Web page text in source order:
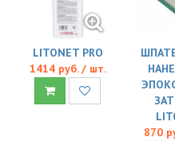
LITONET PRO
1414 руб. / шт.
870